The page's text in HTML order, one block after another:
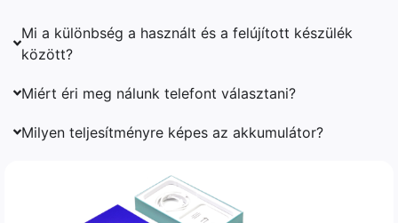
Mi a különbség a használt és a felújított készülék
között?
Miért éri meg nálunk telefont választani?
Milyen teljesítményre képes az akkumulátor?